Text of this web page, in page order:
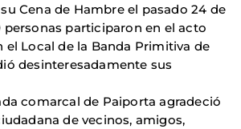
Cena de Hambre el pasado 24 de
personas participaron en el acto
el Local de la Banda Primitiva de
desinteresadamente sus
comarcal de Paiporta agradeció
de vecinos, amigos,